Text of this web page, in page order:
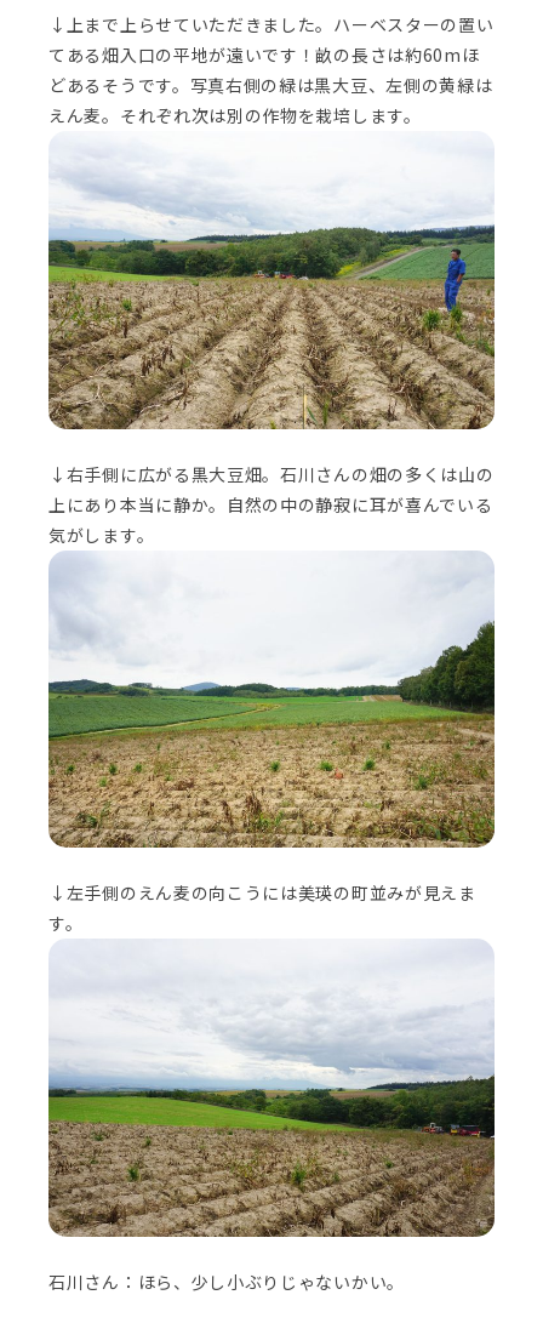
↓上まで上らせていただきました。ハーベスターの置い
てある畑入口の平地が遠いです！畝の長さは約60mほ
どあるそうです。写真右側の緑は黒大豆、左側の黄緑は
えん麦。それぞれ次は別の作物を栽培します。
↓右手側に広がる黒大豆畑。石川さんの畑の多くは山の
上にあり本当に静か。自然の中の静寂に耳が喜んでいる
気がします。
↓左手側のえん麦の向こうには美瑛の町並みが見えま
す。
石川さん：ほら、少し小ぶりじゃないかい。